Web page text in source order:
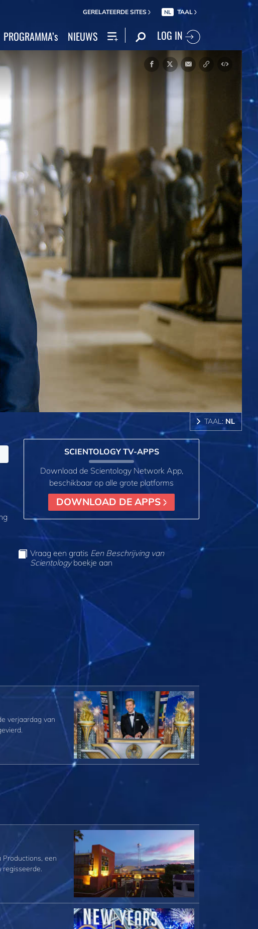
GERELATEERDE SITES NL TAAL
PROGRAMMA’s NIEUWS LOG IN
TAAL: NL
SCIENTOLOGY TV-APPS
Download de Scientology Network App,
beschikbaar op alle grote platforms
DOWNLOAD DE APPS
Vraag een gratis Een Beschrijving van
Scientologyboekje aan
verjaardag van
Productions, een